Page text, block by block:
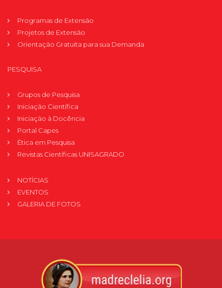
Programas de Extensão
Projetos de Extensão
Orientação Gratuita para sua Demanda
PESQUISA
Grupos de Pesquisa
Iniciação Científica
Iniciação à Docência
Portal Capes
Ética em Pesquisa
Revistas Científicas UNISAGRADO
NOTÍCIAS
EVENTOS
GALERIA DE FOTOS